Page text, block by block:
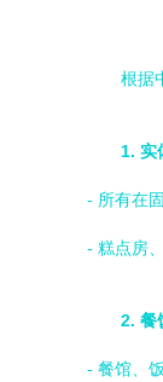
根据
1. 实
- 所有在
- 糕点房
2. 餐
- 餐馆、